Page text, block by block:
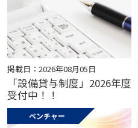
掲載日：2026年08月05日
「設備貸与制度」2026年度
受付中！！
ベンチャー